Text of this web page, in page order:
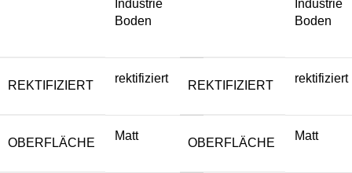
Industrie
Boden
REKTIFIZIERT
rektifiziert
OBERFLÄCHE
Matt
Industrie
Boden
REKTIFIZIERT
rektifiziert
OBERFLÄCHE
Matt